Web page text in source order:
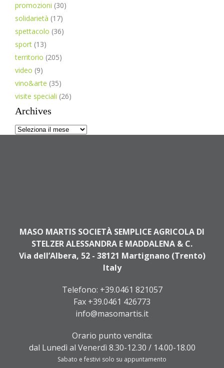
promozioni (30)
solidarietà (17)
spettacolo (36)
sport (13)
territorio (205)
video (9)
vino&arte (35)
visite speciali (26)
Archives
Archives
MASO MARTIS SOCIETÀ SEMPLICE AGRICOLA DI
STELZER ALESSANDRA E MADDALENA & C.
Via dell’Albera, 52 - 38121 Martignano (Trento)
Italy
Telefono: +39.0461 821057
Fax +39.0461 426773
info@masomartis.it
Orario punto vendita:
dal Lunedì al Venerdì 8.30-12.30 / 14.00-18.00
Sabato e festivi solo su appuntamento